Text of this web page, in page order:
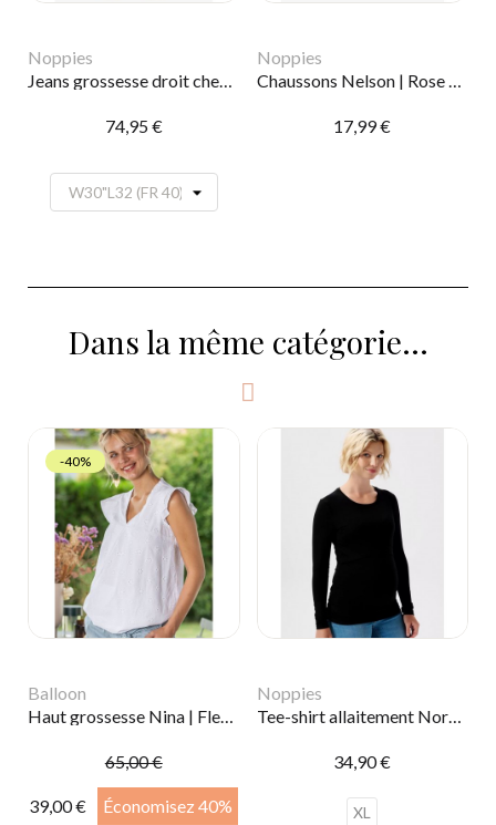
Noppies
74,95 €
Noppies
17,99 €
Dans la même catégorie...
-40%
Balloon
Haut grossesse Nina | Fleurs
65,00 €
39,00 € Économisez 40%
Noppies
Tee-shirt allaitement Nore | Noir
34,90 €
XL